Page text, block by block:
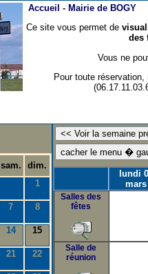
Accueil - Mairie de BOGY
Ce site vous permet de
des
Vous ne
Pour toute
sam.
dim.
1
7 8
14 15
21 22
lundi
mars
Salles des
fêtes
Salle de
réunion